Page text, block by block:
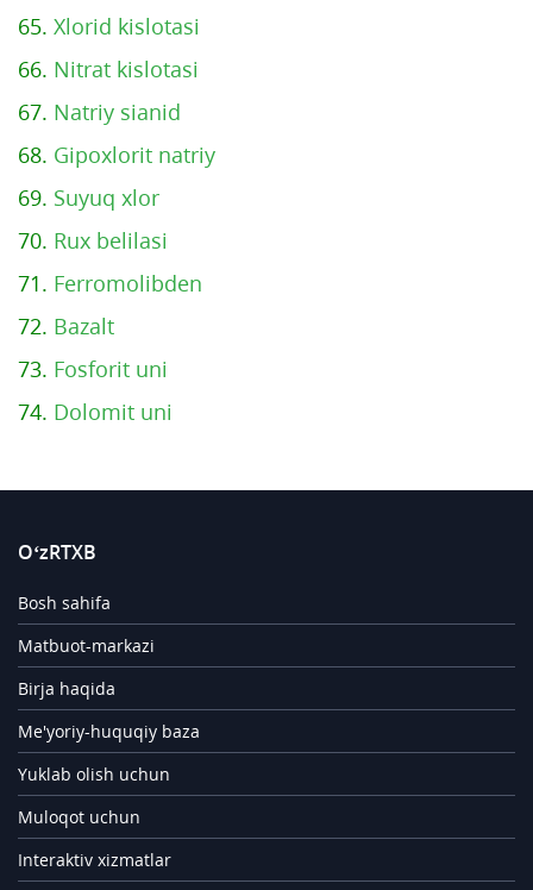
65. Xlorid kislotasi
66. Nitrat kislotasi
67. Natriy sianid
68. Gipoxlorit natriy
69. Suyuq xlor
70. Rux belilasi
71. Ferromolibden
72. Bazalt
73. Fosforit uni
74. Dolomit uni
O‘zRTXB
Bosh sahifa
Matbuot-markazi
Birja haqida
Me'yoriy-huquqiy baza
Yuklab olish uchun
Muloqot uchun
Interaktiv xizmatlar